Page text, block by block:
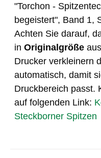
"Torchon -
begeistert", Band 1,
Achten Sie darauf,
inOriginalgröße
Drucker verkleinern
automatisch, damit
Druckbereich passt.
auf folgenden Link:
Steckborner Spitzen